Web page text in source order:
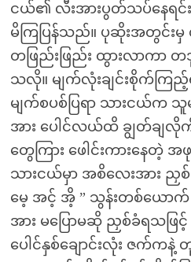
ငယ်၏ လီးအားပွတ်သပ်နေရင်
မိကြပြန်သည်။ ပုဆိုးအတွင်
တဖြည်းဖြည်း ထွားလာကာ
သလို။ မျက်လုံးချင်းစိုက်ကြ
မျက်စပစ်ပြရာ သားငယ်က
အား ပေါင်လယ်ထိ ချွတ်ချလို
တွေကြား ဖေါင်းကားနေတဲ့
သားငယ်မှာ အစိလေးအား ညှ
မေ့ အင့် အိ့ ” သွန်းတစ်ယော
အား မပြောမဆို ညှစ်ခံရသဖြ
ပေါင်နှစ်ချောင်းလုံး ဇက်က